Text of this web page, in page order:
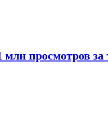
млн просмотров